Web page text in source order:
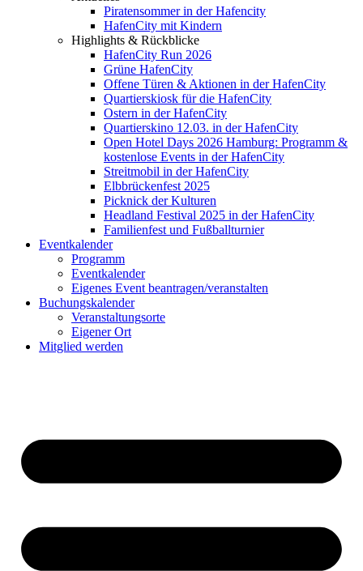
Piratensommer in der Hafencity
HafenCity mit Kindern
Highlights & Rückblicke
HafenCity Run 2026
Grüne HafenCity
Offene Türen & Aktionen in der HafenCity
Quartierskiosk für die HafenCity
Ostern in der HafenCity
Quartierskino 12.03. in der HafenCity
Open Hotel Days 2026 Hamburg: Programm &
kostenlose Events in der HafenCity
Streitmobil in der HafenCity
Elbbrückenfest 2025
Picknick der Kulturen
Headland Festival 2025 in der HafenCity
Familienfest und Fußballturnier
Eventkalender
Programm
Eventkalender
Eigenes Event beantragen/veranstalten
Buchungskalender
Veranstaltungsorte
Eigener Ort
Mitglied werden